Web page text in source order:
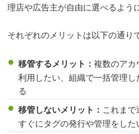
理店や広告主が自由に選べるよう
それぞれのメリットは以下の通り
移管するメリット：複数のアカ
利用したい、組織で一括管理
る
移管しないメリット： これま
すぐにタグの発行や管理をし